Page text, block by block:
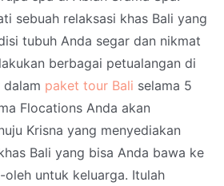
sebuah relaksasi khas Bali yang
tubuh Anda segar dan nikmat
berbagai petualangan di
dalam paket tour Bali selama 5
Flocations Anda akan
Krisna yang menyediakan
Bali yang bisa Anda bawa ke
oleh untuk keluarga. Itulah